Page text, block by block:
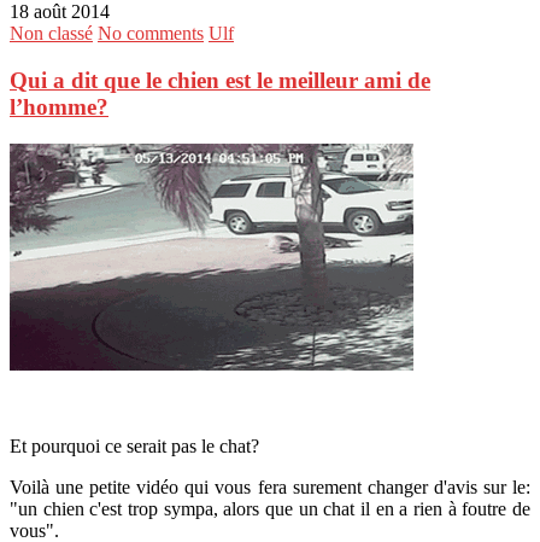
18 août 2014
Non classé No comments Ulf
Qui a dit que le chien est le meilleur ami de
l’homme?
Et pourquoi ce serait pas le chat?
Voilà une petite vidéo qui vous fera surement changer d'avis sur le:
"un chien c'est trop sympa, alors que un chat il en a rien à foutre de
vous".